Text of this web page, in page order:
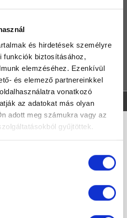
és hirdetések személyre
funkciók biztosításához,
elemzéséhez. Ezenkívül
és elemező partnereinkkel
vonatkozó
az adatokat más olyan
adott meg számukra vagy az
gyűjtöttek.
(3)